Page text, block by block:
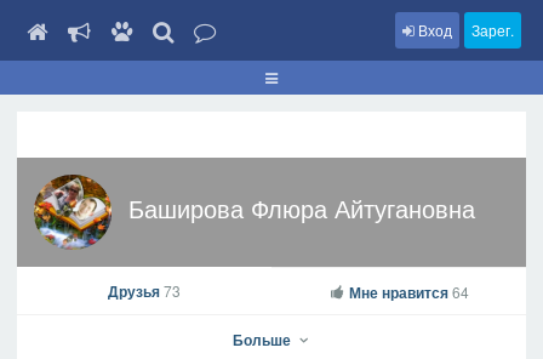
Вход Зарег.
Баширова Флюра Айтугановна
Друзья73 Мне нравится64
Больше